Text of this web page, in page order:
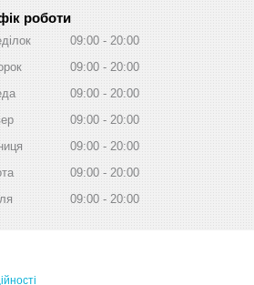
роботи
09:00
20:00
09:00
20:00
09:00
20:00
09:00
20:00
09:00
20:00
09:00
20:00
09:00 20:00